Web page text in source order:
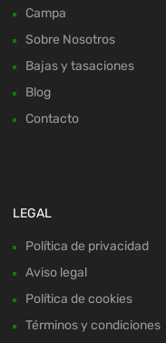
Campa
Sobre Nosotros
Bajas y tasaciones
Blog
Contacto
LEGAL
Política de privacidad
Aviso legal
Política de cookies
Términos y condiciones